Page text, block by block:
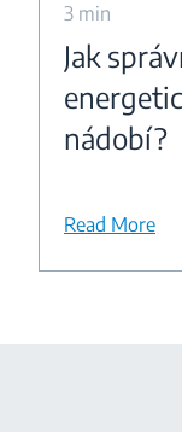
3 min
Jak
nádobí?
Read More